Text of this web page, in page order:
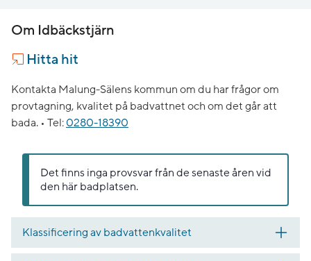
Om Idbäckstjärn
Hitta hit
Kontakta Malung-Sälens kommun om du har frågor om
provtagning, kvalitet på badvattnet och om det går att
bada. • Tel: 0280-18390
Det finns inga provsvar från de senaste åren vid
den här badplatsen.
Klassificering av badvattenkvalitet